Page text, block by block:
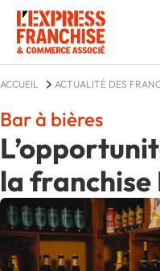
ACCUEIL ACTUALITÉ DES
la franchise
Bar à bières